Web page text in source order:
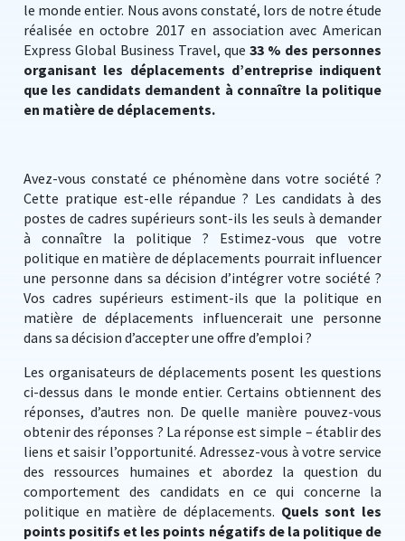
le monde entier. Nous avons constaté, lors de notre étude
réalisée en octobre 2017 en association avec American
Express Global Business Travel, que 33 % des personnes
organisant les déplacements d’entreprise indiquent
que les candidats demandent à connaître la politique
en matière de déplacements.
Avez-vous constaté ce phénomène dans votre société ?
Cette pratique est-elle répandue ? Les candidats à des
postes de cadres supérieurs sont-ils les seuls à demander
à connaître la politique ? Estimez-vous que votre
politique en matière de déplacements pourrait influencer
une personne dans sa décision d’intégrer votre société ?
Vos cadres supérieurs estiment-ils que la politique en
matière de déplacements influencerait une personne
dans sa décision d’accepter une offre d’emploi ?
Les organisateurs de déplacements posent les questions
ci-dessus dans le monde entier. Certains obtiennent des
réponses, d’autres non. De quelle manière pouvez-vous
obtenir des réponses ? La réponse est simple – établir des
liens et saisir l’opportunité. Adressez-vous à votre service
des ressources humaines et abordez la question du
comportement des candidats en ce qui concerne la
politique en matière de déplacements. Quels sont les
points positifs et les points négatifs de la politique de